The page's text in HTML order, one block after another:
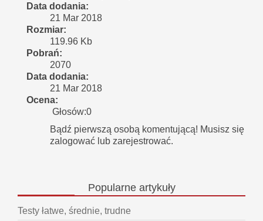
Data dodania:
21 Mar 2018
Rozmiar:
119.96 Kb
Pobrań:
2070
Data dodania:
21 Mar 2018
Ocena:
Głosów:0
Bądź pierwszą osobą komentującą! Musisz się
zalogować lub zarejestrować.
Popularneartykuły
Testy łatwe, średnie, trudne